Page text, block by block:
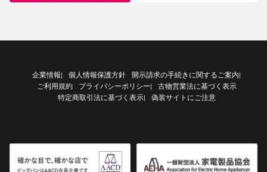
企業情報| 個人情報保護方針 開示請求の手続きに関するご案内|
ご利用規約 プライバシーポリシー|
古物営業法に基づく表示
特定商取引法に基づく表示| 偽装サイトにご注意